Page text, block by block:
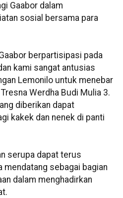
Gaabor dalam
sosial bersama para
berpartisipasi pada
kami sangat antusias
Lemonilo untuk menebar
Werdha Budi Mulia 3.
diberikan dapat
kakek dan nenek di panti
serupa dapat terus
mendatang sebagai bagian
dalam menghadirkan